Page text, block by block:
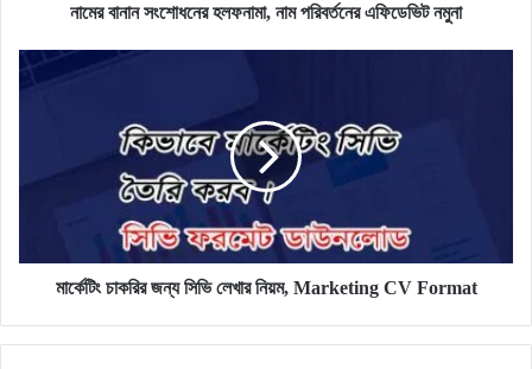
নামের বানান সংশোধনের হলফনামা, নাম পরিবর্তনের এফিডেভিট নমুনা
মার্কেটিং
চাকরির
নিয়ম,
Format
মার্কেটিং চাকরির জন্য সিভি লেখার নিয়ম, Marketing CV Format